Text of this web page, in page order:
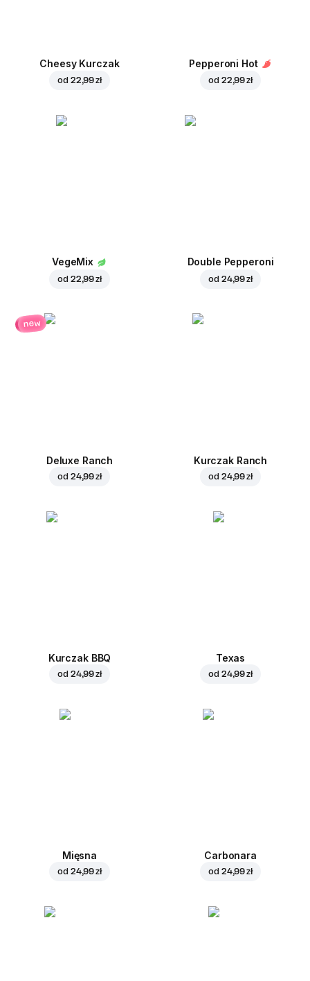
Cheesy Kurczak
od 22,99 zł
Pepperoni Hot
od 22,99 zł
VegeMix
od 22,99 zł
Double Pepperoni
od 24,99 zł
new
Deluxe Ranch
od 24,99 zł
Kurczak Ranch
od 24,99 zł
Kurczak BBQ
od 24,99 zł
Texas
od 24,99 zł
Mięsna
od 24,99 zł
Carbonara
od 24,99 zł